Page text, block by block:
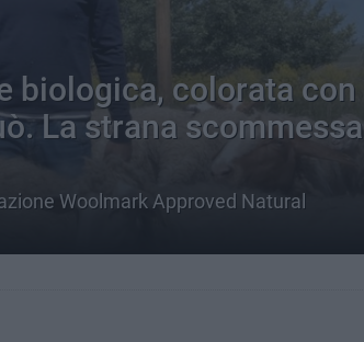
biologica, colorata con
La strana scommessa
Woolmark Approved Natural